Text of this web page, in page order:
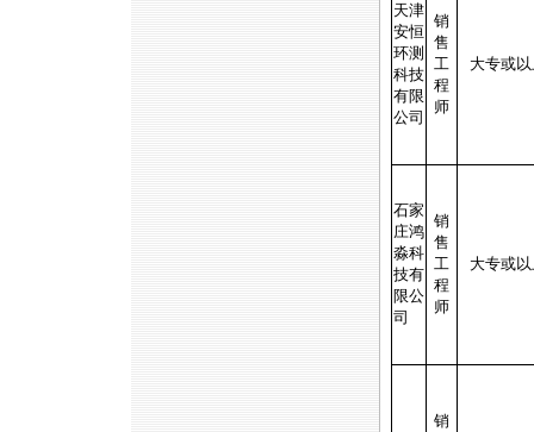
天津
安恒
环测
科技
有限
公司
销
售
工
程
师
大专或
石家
庄鸿
淼科
技有
限公
司
销
售
工
程
师
大专或
销